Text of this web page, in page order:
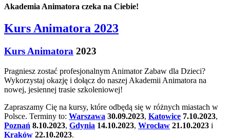
Akademia Animatora czeka na Ciebie!
Kurs Animatora 2023
Kurs Animatora 2023
Pragniesz zostać profesjonalnym Animator Zabaw dla Dzieci?
Wykorzystaj okazję i dołącz do naszej Akademii Animatora na
nowej, jesiennej trasie szkoleniowej!
Zapraszamy Cię na kursy, które odbędą się w różnych miastach w
Polsce. Terminy to: Warszawa 30.09.2023, Katowice 7.10.2023,
Poznań 8.10.2023, Gdynia 14.10.2023, Wrocław 21.10.2023 i
Kraków 22.10.2023.